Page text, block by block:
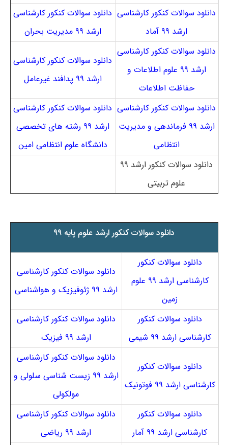
دانلود سوالات کنکور کارشناسی
ارشد ۹۹ آماد
دانلود سوالات کنکور کارشناسی
ارشد ۹۹ مدیریت بحران
دانلود سوالات کنکور کارشناسی
ارشد ۹۹ علوم اطلاعات و
حفاظت اطلاعات
دانلود سوالات کنکور کارشناسی
ارشد ۹۹ پدافند غیرعامل
دانلود سوالات کنکور کارشناسی
ارشد ۹۹ فرماندهی و مدیریت
انتظامی
دانلود سوالات کنکور کارشناسی
ارشد ۹۹ رشته های تخصصی
دانشگاه علوم انتظامی امین
دانلود سوالات کنکور ارشد ۹۹
علوم تربیتی
دانلود سوالات کنکور ارشد علوم پایه ۹۹
دانلود سوالات کنکور
کارشناسی ارشد ۹۹ علوم
زمین
دانلود سوالات کنکور کارشناسی
ارشد ۹۹ ژئوفیزیک و هواشناسی
دانلود سوالات کنکور
کارشناسی ارشد ۹۹ شیمی
دانلود سوالات کنکور کارشناسی
ارشد ۹۹ فیزیک
دانلود سوالات کنکور
کارشناسی ارشد ۹۹ فوتونیک
دانلود سوالات کنکور کارشناسی
ارشد ۹۹ زیست شناسی سلولی و
مولکولی
دانلود سوالات کنکور
کارشناسی ارشد ۹۹ آمار
دانلود سوالات کنکور کارشناسی
ارشد ۹۹ ریاضی